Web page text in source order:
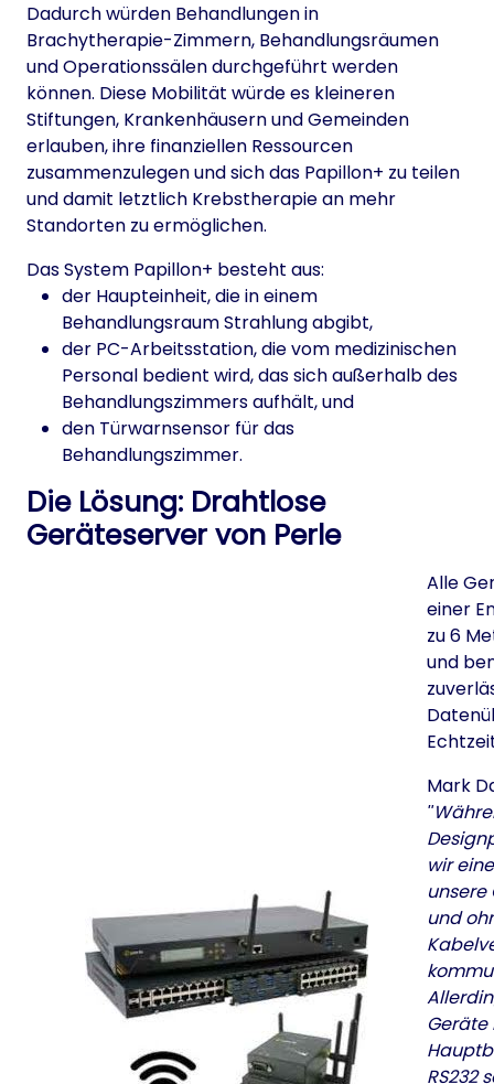
Dadurch würden Behandlungen in
Brachytherapie-Zimmern, Behandlungsräumen
und Operationssälen durchgeführt werden
können. Diese Mobilität würde es kleineren
Stiftungen, Krankenhäusern und Gemeinden
erlauben, ihre finanziellen Ressourcen
zusammenzulegen und sich das Papillon+ zu teilen
und damit letztlich Krebstherapie an mehr
Standorten zu ermöglichen.
Das System Papillon+ besteht aus:
der Haupteinheit, die in einem
Behandlungsraum Strahlung abgibt,
der PC-Arbeitsstation, die vom medizinischen
Personal bedient wird, das sich außerhalb des
Behandlungszimmers aufhält, und
den Türwarnsensor für das
Behandlungszimmer.
Die Lösung: Drahtlose
Geräteserver von Perle
Alle
einer
zu 6
und
Mark
wir
unsere
und
Geräte
RS232